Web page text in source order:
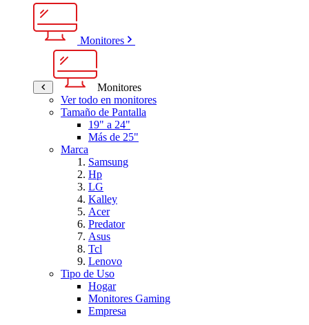
Monitores
Monitores
Ver todo en monitores
Tamaño de Pantalla
19" a 24"
Más de 25"
Marca
Samsung
Hp
LG
Kalley
Acer
Predator
Asus
Tcl
Lenovo
Tipo de Uso
Hogar
Monitores Gaming
Empresa